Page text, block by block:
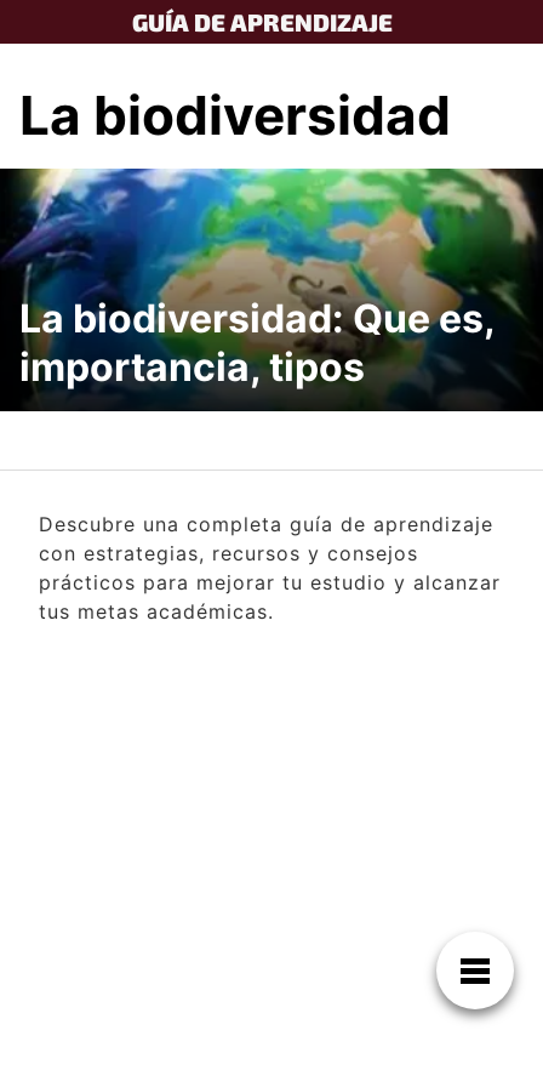
to
GUÍA DE APRENDIZAJE
La biodiversidad
La biodiversidad: Que es,
importancia, tipos
Descubre una completa guía de aprendizaje
con estrategias, recursos y consejos
prácticos para mejorar tu estudio y alcanzar
tus metas académicas.